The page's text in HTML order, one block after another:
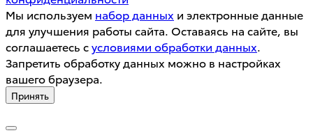
Мы используем набор данных и электронные данные
для улучшения работы сайта. Оставаясь на сайте, вы
соглашаетесь сусловиями обработки данных.
Запретить обработку данных можно в настройках
вашего браузера.
Принять